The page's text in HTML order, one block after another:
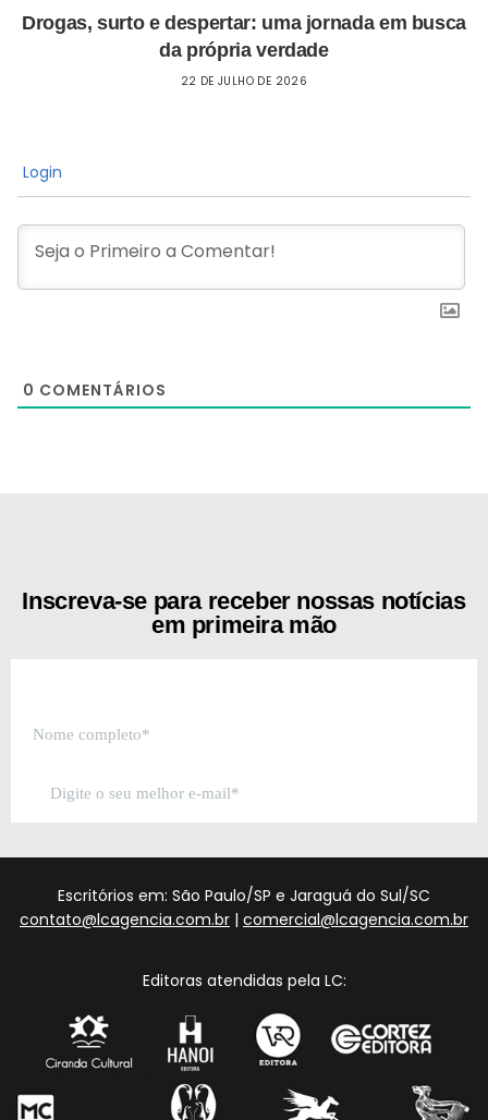
Drogas, surto e despertar: uma jornada em busca
da própria verdade
22 DE JULHO DE 2026
Login
0 COMENTÁRIOS
Inscreva-se para receber nossas notícias
em primeira mão
Escritórios em: São Paulo/SP e Jaraguá do Sul/SC
contato@lcagencia.com.br | comercial@lcagencia.com.br
Editoras atendidas pela LC: